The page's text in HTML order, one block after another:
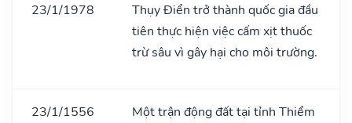
23/1/1978
Thụy Điển trở thành quốc gia đầu
tiên thực hiện việc cấm xịt thuốc
trừ sâu vì gây hại cho môi trường.
23/1/1556
Một trận động đất tại tỉnh Thiểm